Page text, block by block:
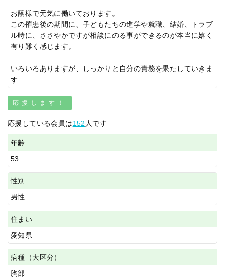
お蔭様で元気に働いております。
この罹患後の期間に、子どもたちの進学や就職、結婚、トラブ
ル時に、ささやかですが相談にのる事ができるのが本当に嬉く
有り難く感じます。
いろいろありますが、しっかりと自分の責務を果たしていきま
す
応援します！
応援している会員は152 人です
年齢
53
性別
男性
住まい
愛知県
病種（大区分）
胸部